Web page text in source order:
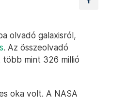
olvadó galaxisról,
. Az összeolvadó
mint 326 millió
oka volt. A NASA